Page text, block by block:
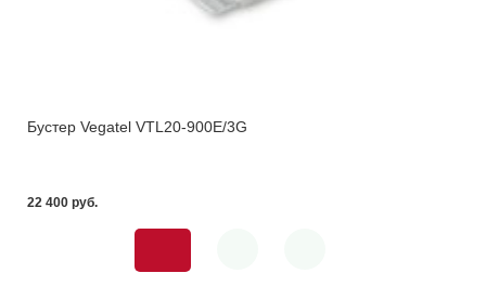
Бустер Vegatel VTL20-900E/3G
22 400 pуб.